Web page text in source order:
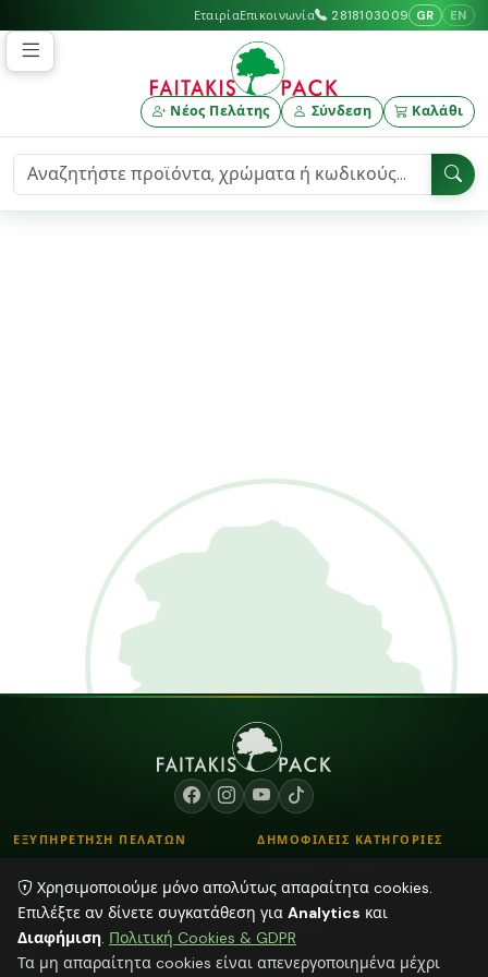
ΕταιρίαΕπικοινωνία 2818103009 GR EN
Νέος Πελάτης Σύνδεση Καλάθι
ΕΞΥΠΗΡΕΤΗΣΗ ΠΕΛΑΤΩΝ
Τρόποι Παραγγελίας
Τρόποι Αποστολής & Πληρωμής
Blog
ΔΗΜΟΦΙΛΕΙΣ ΚΑΤΗΓΟΡΙΕΣ
Κορδόνια
Αποξηραμένα φυτά
Χρησιμοποιούμε μόνο απολύτως απαραίτητα cookies.
Επιλέξτε αν δίνετε συγκατάθεση για Analytics και
Διαφήμιση. Πολιτική Cookies & GDPR
Τα μη απαραίτητα cookies είναι απενεργοποιημένα μέχρι